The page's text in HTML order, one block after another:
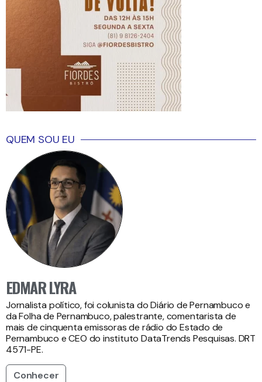
QUEM SOU EU
EDMAR LYRA
Jornalista político, foi colunista do Diário de Pernambuco e
da Folha de Pernambuco, palestrante, comentarista de
mais de cinquenta emissoras de rádio do Estado de
Pernambuco e CEO do instituto DataTrends Pesquisas. DRT
4571-PE.
Conhecer